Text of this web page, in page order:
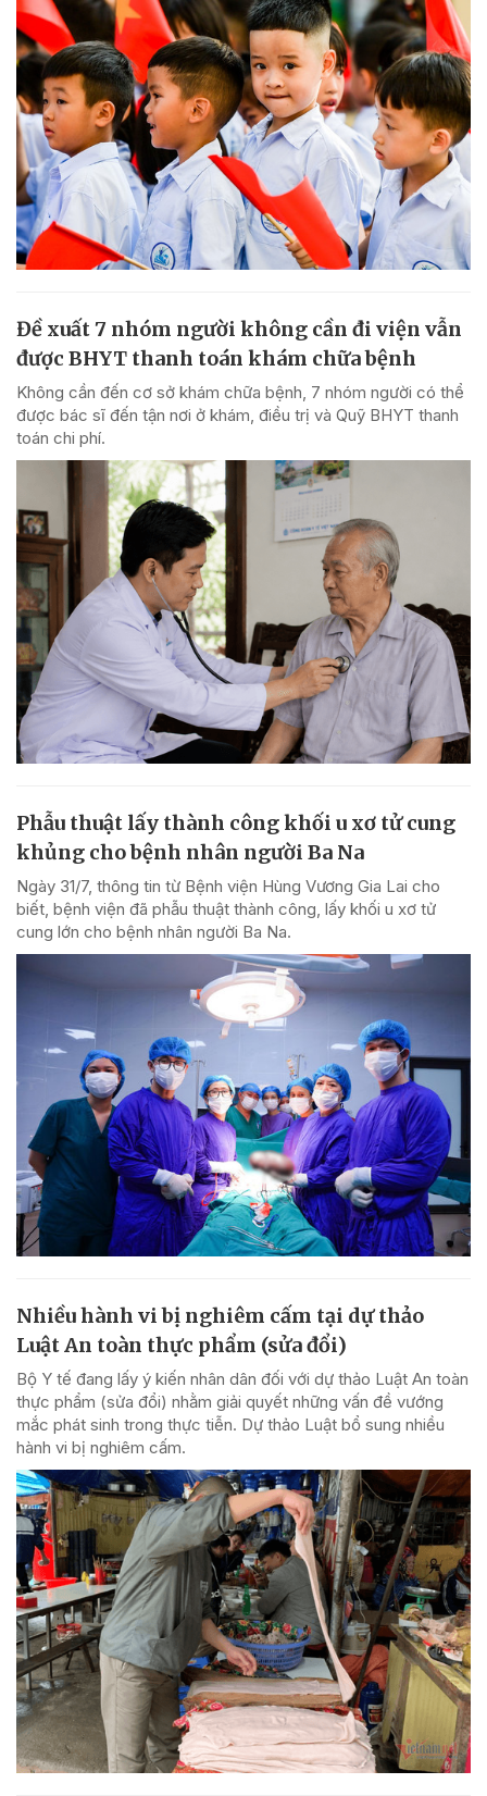
Đề xuất 7 nhóm người không cần đi viện vẫn
được BHYT thanh toán khám chữa bệnh
Không cần đến cơ sở khám chữa bệnh, 7 nhóm người có thể
được bác sĩ đến tận nơi ở khám, điều trị và Quỹ BHYT thanh
toán chi phí.
Phẫu thuật lấy thành công khối u xơ tử cung
khủng cho bệnh nhân người Ba Na
Ngày 31/7, thông tin từ Bệnh viện Hùng Vương Gia Lai cho
biết, bệnh viện đã phẫu thuật thành công, lấy khối u xơ tử
cung lớn cho bệnh nhân người Ba Na.
Nhiều hành vi bị nghiêm cấm tại dự thảo
Luật An toàn thực phẩm (sửa đổi)
Bộ Y tế đang lấy ý kiến nhân dân đối với dự thảo Luật An toàn
thực phẩm (sửa đổi) nhằm giải quyết những vấn đề vướng
mắc phát sinh trong thực tiễn. Dự thảo Luật bổ sung nhiều
hành vi bị nghiêm cấm.